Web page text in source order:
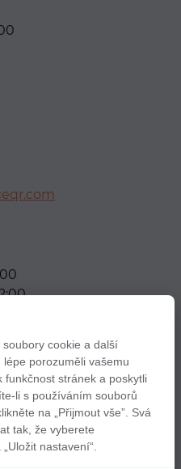
Choice pro partnery
cookie a další
porozuměli vašemu
stránek a poskytli
li s používáním souborů
na „Přijmout vše”. Svá
tak, že vyberete
nastavení“.